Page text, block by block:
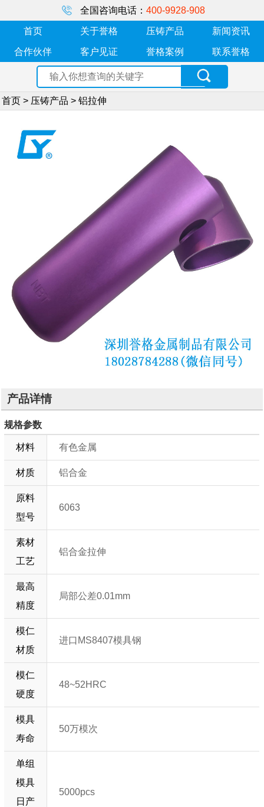
全国咨询电话： 400-9928-908
首页 关于誉格 压铸产品 新闻资讯
合作伙伴 客户见证 誉格案例 联系誉格
首页 > 压铸产品 > 铝拉伸
产品详情
规格参数
材料 有色金属
材质 铝合金
原料
型号
6063
素材
工艺
铝合金拉伸
最高
精度
局部公差0.01mm
模仁
材质
进口MS8407模具钢
模仁
硬度
48~52HRC
模具
寿命
50万模次
单组
模具
日产
5000pcs